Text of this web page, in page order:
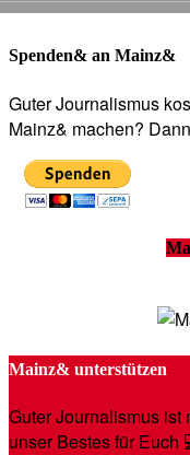
Spenden& an Mainz&
Guter Journalismus
Mainz& machen?
Mainz& unterstützen
Guter Journalismus ist
unser Bestes für Euch